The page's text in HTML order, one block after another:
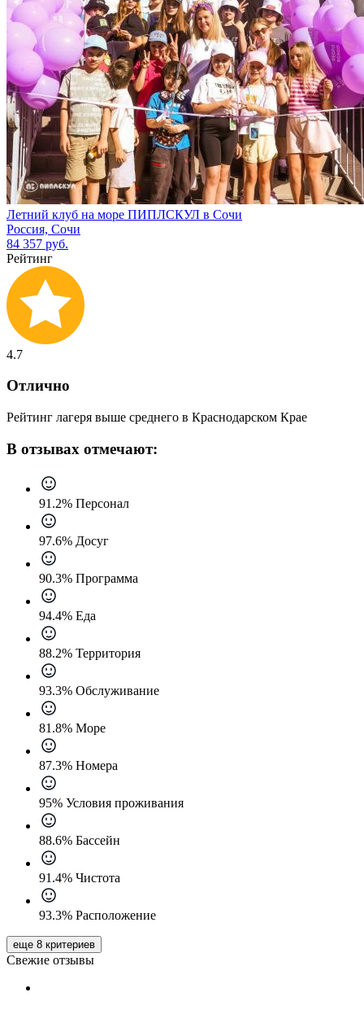
Летний клуб на море ПИПЛСКУЛ в Сочи
Россия, Сочи
84 357 руб.
Рейтинг
4.7
Отлично
Рейтинг лагеря выше среднего в Краснодарском Крае
В отзывах отмечают:
91.2% Персонал
97.6% Досуг
90.3% Программа
94.4% Еда
88.2% Территория
93.3% Обслуживание
81.8% Море
87.3% Номера
95% Условия проживания
88.6% Бассейн
91.4% Чистота
93.3% Расположение
еще 8 критериев
Свежие отзывы